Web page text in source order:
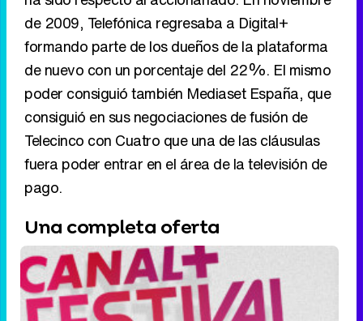
de 2009, Telefónica regresaba a Digital+
formando parte de los dueños de la plataforma
de nuevo con un porcentaje del 22%. El mismo
poder consiguió también Mediaset España, que
consiguió en sus negociaciones de fusión de
Telecinco con Cuatro que una de las cláusulas
fuera poder entrar en el área de la televisión de
pago.
Una completa oferta